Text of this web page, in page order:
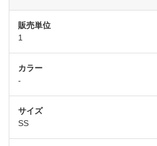
1
-
SS